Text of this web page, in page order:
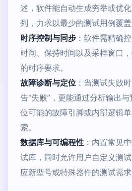
述，软件能自动生成穷举或优
列，力求以最少的测试用例覆盖
时序控制与同步 ：软件需精确
时间、保持时间以及采样窗口
的时序要求。
故障诊断与定位 ：当测试失败
告“失败”，更能通过分析输出
位可能的故障引脚或内部逻辑
索。
数据库与可编程性 ：内置常见
试库，同时允许用户自定义测
应新型号或特殊器件的测试需求